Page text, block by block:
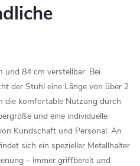
und 84 cm verstellbar. Bei
der Stuhl eine Länge von über 2
die komfortable Nutzung durch
und eine individuelle
Kundschaft und Personal. An
sich ein spezieller Metallhalter
– immer griffbereit und